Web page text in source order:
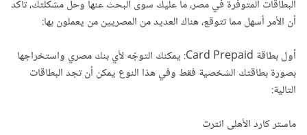
البطاقات المتوفرة في مصر، ما عليك سوى البحث عنها وحل مشكلتك، تأكد
أن الأمر أسهل مما تتوقع، هناك العديد من المصريين من يعملون بها:
أول بطاقة Card Prepaid: يمكنك التوجّه لأي بنك مصري واستخراجها
بصورة بطاقتك الشخصية فقط وفي هذا النوع يمكن أن تجد البطاقات
التالية:
ماستر كارد الأهلى انترت